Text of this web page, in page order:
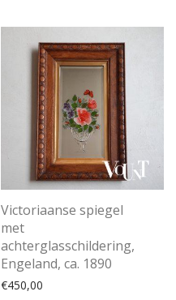
Victoriaanse spiegel
met
achterglasschildering,
Engeland, ca. 1890
€450,00